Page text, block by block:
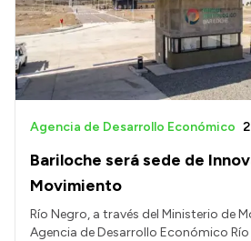
Bariloche será sede de
Movimiento
Agencia de Desarrollo Económico
Río Negro, a través del Ministerio de
Agencia de Desarrollo Económico Río